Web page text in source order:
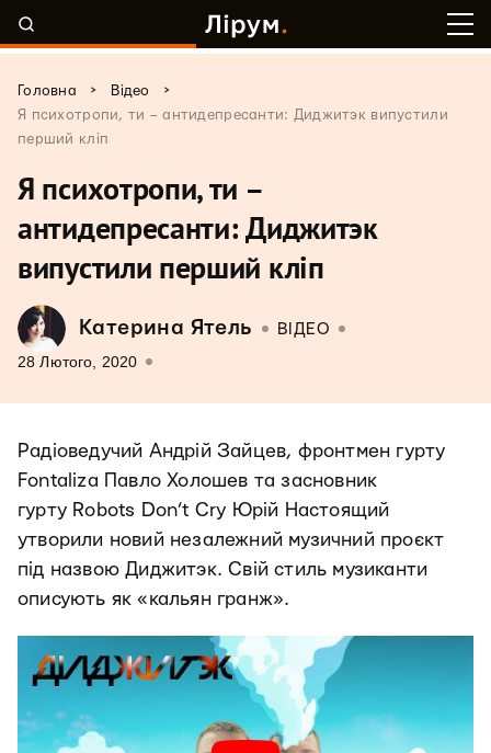
Головна > Відео
>
Я психотропи, ти – антидепресанти: Диджитэк випустили
перший кліп
Я психотропи, ти –
антидепресанти: Диджитэк
випустили перший кліп
Катерина Ятель ВІДЕО
28 Лютого, 2020
Радіоведучий Андрій Зайцев, фронтмен гурту
Fontaliza Павло Холошев та засновник
гурту Robots Don’t Cry Юрій Настоящий
утворили новий незалежний музичний проєкт
під назвою Диджитэк. Свій стиль музиканти
описують як «кальян гранж».